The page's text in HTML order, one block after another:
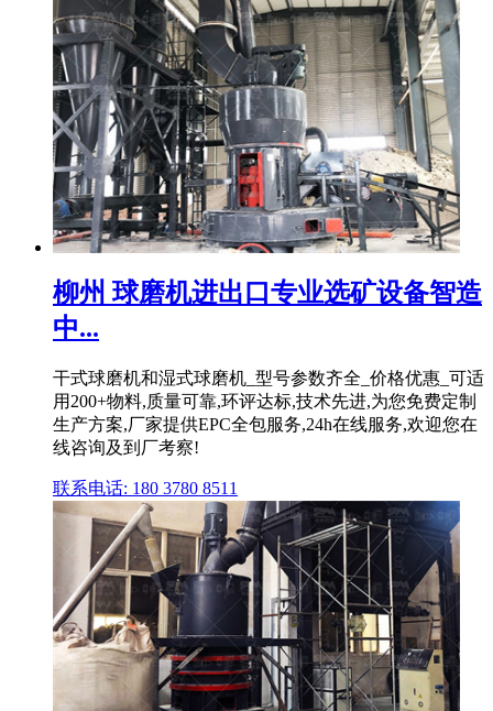
柳州 球磨机进出口专业选矿设备智造
中...
干式球磨机和湿式球磨机_型号参数齐全_价格优惠_可适
用200+物料,质量可靠,环评达标,技术先进,为您免费定制
生产方案,厂家提供EPC全包服务,24h在线服务,欢迎您在
线咨询及到厂考察!
联系电话: 180 3780 8511